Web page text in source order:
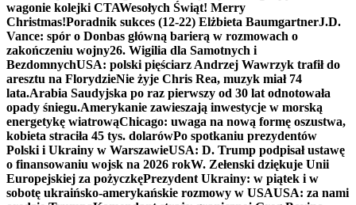
wagonie kolejki CTAWesołych Świąt! Merry
Christmas!Poradnik sukces (12-22) Elżbieta BaumgartnerJ.D.
Vance: spór o Donbas główną barierą w rozmowach o
zakończeniu wojny26. Wigilia dla Samotnych i
BezdomnychUSA: polski pięściarz Andrzej Wawrzyk trafił do
aresztu na FlorydzieNie żyje Chris Rea, muzyk miał 74
lata.Arabia Saudyjska po raz pierwszy od 30 lat odnotowała
opady śniegu.Amerykanie zawieszają inwestycje w morską
energetykę wiatrowąChicago: uwaga na nową formę oszustwa,
kobieta straciła 45 tys. dolarówPo spotkaniu prezydentów
Polski i Ukrainy w WarszawieUSA: D. Trump podpisał ustawę
o finansowaniu wojsk na 2026 rokW. Zełenski dziękuje Unii
Europejskiej za pożyczkęPrezydent Ukrainy: w piątek i w
sobotę ukraińsko-amerykańskie rozmowy w USAUSA: za nami